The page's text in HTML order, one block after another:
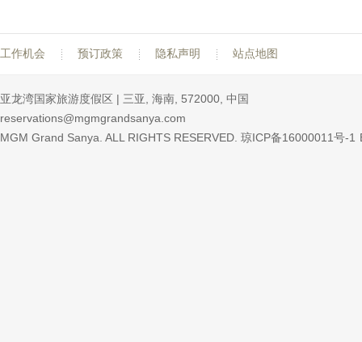
工作机会 预订政策 隐私声明 站点地图
亚龙湾国家旅游度假区 | 三亚, 海南, 572000, 中国
reservations@mgmgrandsanya.com
MGM Grand Sanya. ALL RIGHTS RESERVED. 琼ICP备16000011号-1